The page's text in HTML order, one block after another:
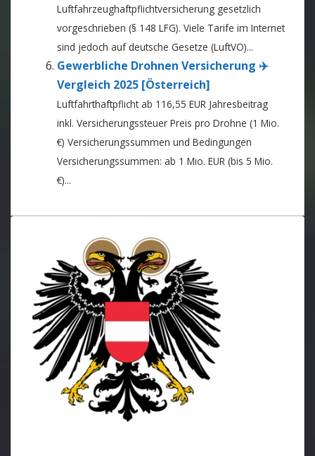
Luftfahrzeughaftpflichtversicherung gesetzlich
vorgeschrieben (§ 148 LFG). Viele Tarife im Internet
sind jedoch auf deutsche Gesetze (LuftVO)...
Gewerbliche Drohnen Versicherung ✈️
Vergleich 2025 [Österreich]
Luftfahrthaftpflicht ab 116,55 EUR Jahresbeitrag
inkl. Versicherungssteuer Preis pro Drohne (1 Mio.
€) Versicherungssummen und Bedingungen
Versicherungssummen: ab 1 Mio. EUR (bis 5 Mio.
€)...